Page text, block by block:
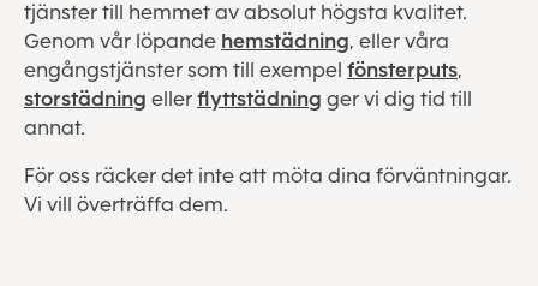
tjänster till hemmet av absolut högsta kvalitet.
Genom vår löpande hemstädning, eller våra
engångstjänster som till exempel fönsterputs,
storstädning eller flyttstädning ger vi dig tid till
annat.
För oss räcker det inte att möta dina förväntningar.
Vi vill överträffa dem.